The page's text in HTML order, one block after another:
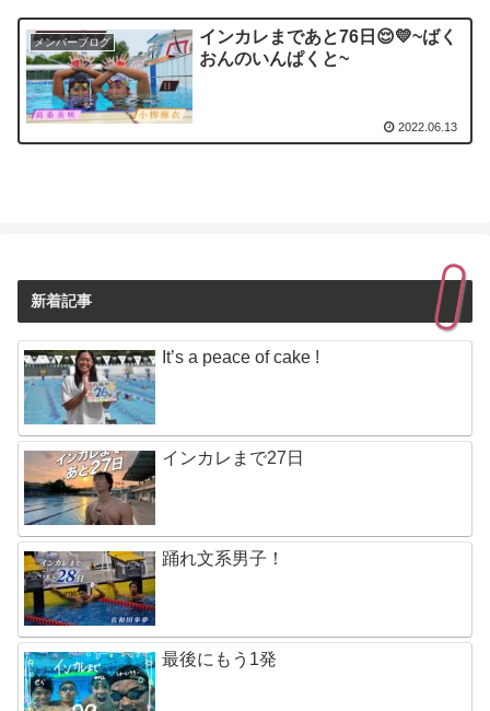
メンバーブログ
インカレまであと76日😌💛~ばく
おんのいんぱくと~
2022.06.13
新着記事
It’s a peace of cake !
インカレまで27日
踊れ文系男子！
最後にもう1発